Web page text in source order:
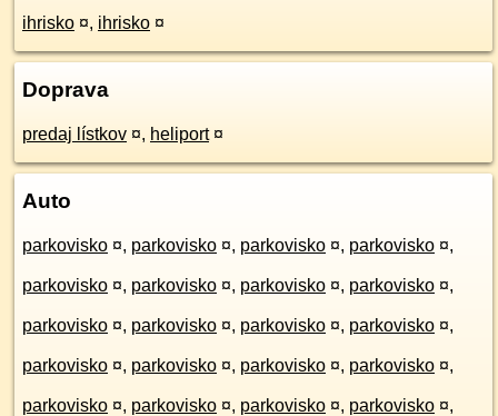
ihrisko ¤, ihrisko ¤
Doprava
predaj lístkov ¤, heliport ¤
Auto
parkovisko ¤, parkovisko ¤, parkovisko ¤, parkovisko ¤,
parkovisko ¤, parkovisko ¤, parkovisko ¤, parkovisko ¤,
parkovisko ¤, parkovisko ¤, parkovisko ¤, parkovisko ¤,
parkovisko ¤, parkovisko ¤, parkovisko ¤, parkovisko ¤,
parkovisko ¤, parkovisko ¤, parkovisko ¤, parkovisko ¤,